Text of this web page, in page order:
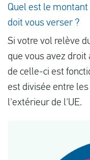
Quel est le
doit vous verser ?
Si votre vol relève
que vous avez
de celle-ci est
est divisée entre
l'extérieur de l'UE.